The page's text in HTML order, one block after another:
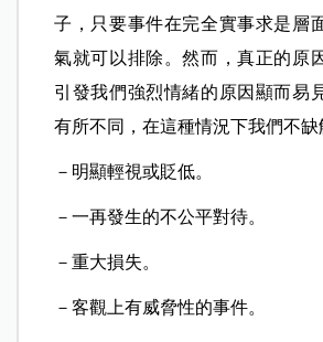
子，只要事件在完全實事求是層
氣就可以排除。然而，真正的原
引發我們強烈情緒的原因顯而易
有所不同，在這種情況下我們不缺
－明顯輕視或貶低。
－一再發生的不公平對待。
－重大損失。
－客觀上有威脅性的事件。